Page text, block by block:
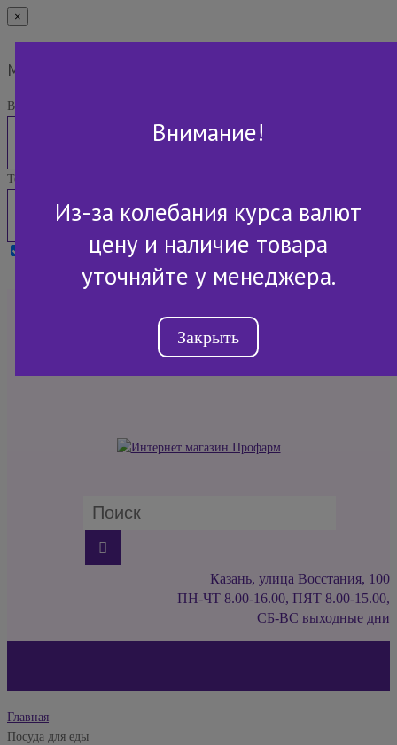
×
Мы Вам перезвоним
Ваше имя:
Телефон:
Я принимаю условия Политики конфиденциальности
+7 (843) 2-507-607
Казань, улица Восстания, 100
ПН-ЧТ 8.00-16.00, ПЯТ 8.00-15.00,
СБ-ВС выходные дни
Главная
Посуда для еды
Внимание!
Из-за колебания курса валют
цену и наличие товара
уточняйте у менеджера.
Закрыть